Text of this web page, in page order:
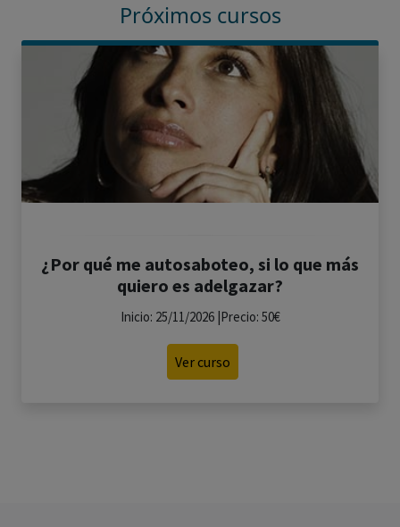
Próximos cursos
¿Por qué me autosaboteo, si lo que más
quiero es adelgazar?
Inicio: 25/11/2026 |Precio: 50€
Ver curso